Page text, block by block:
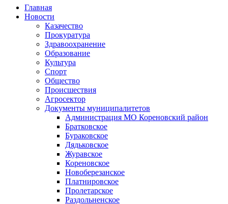
Главная
Новости
Казачество
Прокуратура
Здравоохранение
Образование
Культура
Спорт
Общество
Происшествия
Агросектор
Документы муниципалитетов
Администрация МО Кореновский район
Братковское
Бураковское
Дядьковское
Журавское
Кореновское
Новоберезанское
Платнировское
Пролетарское
Раздольненское